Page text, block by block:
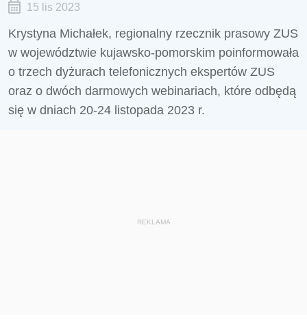
15 lis 2023
Krystyna Michałek, regionalny rzecznik prasowy ZUS
w województwie kujawsko-pomorskim poinformowała
o trzech dyżurach telefonicznych ekspertów ZUS
oraz o dwóch darmowych webinariach, które odbędą
się w dniach 20-24 listopada 2023 r.
REKLAMA